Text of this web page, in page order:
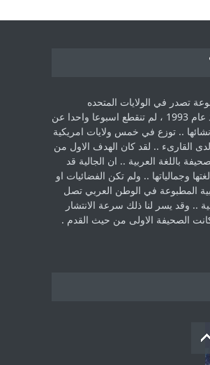
تصدر في الولايات المتحده
الامريكية منذ عام 1993 ، لم ‏تنقطع اسبوعا واحدا عن
.. توزع في خمس ولايات امريكية
لدى القارىء ..‏ لقد كان الهدف الاول من
باللغة العربية .. ان الجالية قد
وجمالياتها .. ولم تكن الفضائيات او
المطبوعة في الوطن ‏العربي تصل
.. وقد يسر لنا ذلك سرعة الانتشار
‏الصحيفة الاولى من حيث القدم .